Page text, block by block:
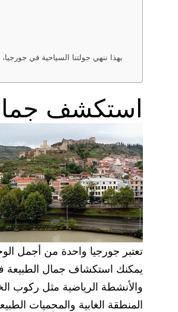
بهذا ننهي جولتنا السياحية في
استكشف
تعتبر جورجيا واحدة من أجمل
يمكنك استكشاف جمال الطبيعة في
والأنشطة الرياضية مثل ركوب
المنطقة الغابية والمحميات